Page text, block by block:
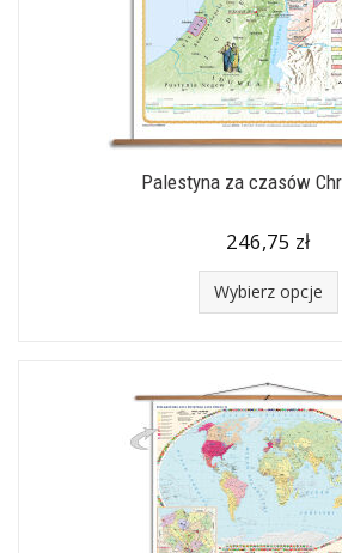
Palestyna za czasów
246,75 zł
Wybierz opcje